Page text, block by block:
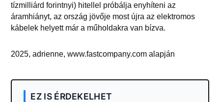
tízmilliárd forintnyi) hitellel próbálja enyhíteni az
áramhiányt, az ország jövője most újra az elektromos
kábelek helyett már a műholdakra van bízva.
2025, adrienne, www.fastcompany.com alapján
EZ IS ÉRDEKELHET